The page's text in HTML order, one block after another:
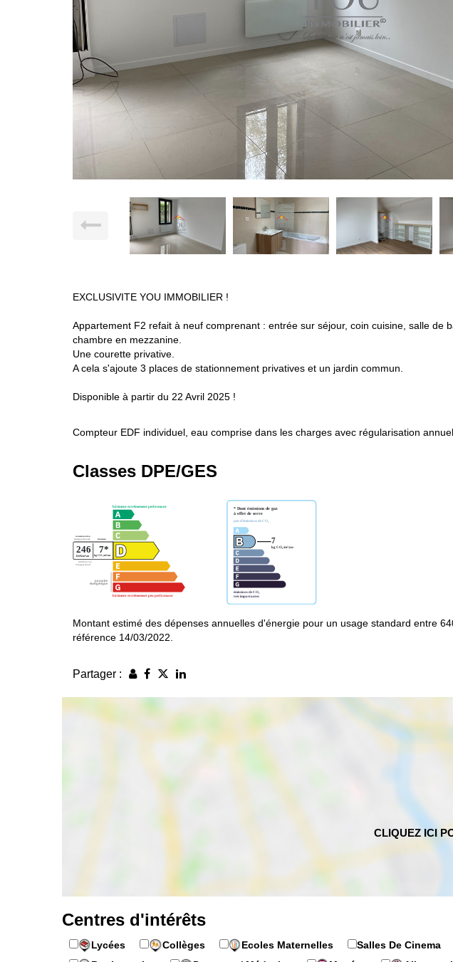
EXCLUSIVITE YOU IMMOBILIER !
Appartement F2 refait à neuf comprenant : entrée sur séjour, coin cuisine, salle de
chambre en mezzanine.
Une courette privative.
A cela s'ajoute 3 places de stationnement privatives et un jardin commun.
Disponible à partir du 22 Avril 2025 !
Compteur EDF individuel, eau comprise dans les charges avec régularisation
Classes DPE/GES
Montant estimé des dépenses annuelles d'énergie pour un usage standard entre
référence 14/03/2022.
Partager :
Centres d'intérêts
Lycées Collèges Ecoles Maternelles Salles De Cinema